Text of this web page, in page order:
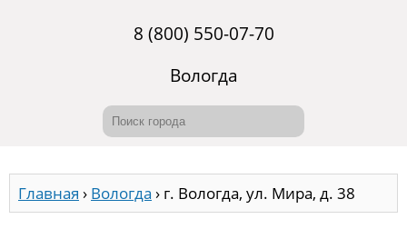
8 (800) 550-07-70
Вологда
Главная › Вологда › г. Вологда, ул. Мира, д. 38